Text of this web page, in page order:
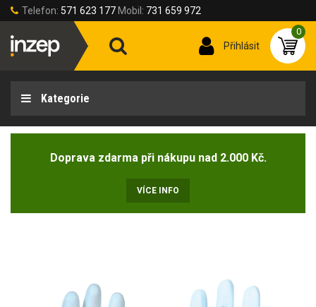
Telefon: 571 623 177 Mobil: 731 659 972
Přihlásit
0
Kategorie
Doprava zdarma při nákupu nad 2.000 Kč.
VÍCE INFO